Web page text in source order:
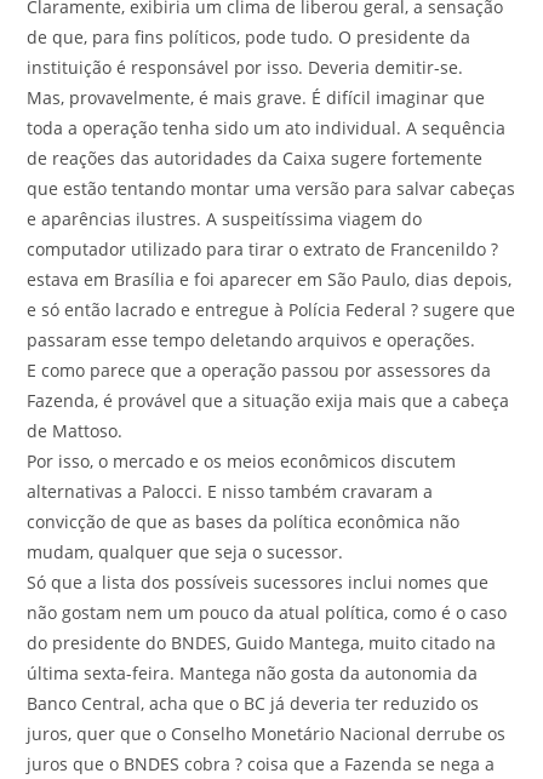
Claramente, exibiria um clima de liberou geral, a sensação
de que, para fins políticos, pode tudo. O presidente da
instituição é responsável por isso. Deveria demitir-se.
Mas, provavelmente, é mais grave. É difícil imaginar que
toda a operação tenha sido um ato individual. A sequência
de reações das autoridades da Caixa sugere fortemente
que estão tentando montar uma versão para salvar cabeças
e aparências ilustres. A suspeitíssima viagem do
computador utilizado para tirar o extrato de Francenildo ?
estava em Brasília e foi aparecer em São Paulo, dias depois,
e só então lacrado e entregue à Polícia Federal ? sugere que
passaram esse tempo deletando arquivos e operações.
E como parece que a operação passou por assessores da
Fazenda, é provável que a situação exija mais que a cabeça
de Mattoso.
Por isso, o mercado e os meios econômicos discutem
alternativas a Palocci. E nisso também cravaram a
convicção de que as bases da política econômica não
mudam, qualquer que seja o sucessor.
Só que a lista dos possíveis sucessores inclui nomes que
não gostam nem um pouco da atual política, como é o caso
do presidente do BNDES, Guido Mantega, muito citado na
última sexta-feira. Mantega não gosta da autonomia da
Banco Central, acha que o BC já deveria ter reduzido os
juros, quer que o Conselho Monetário Nacional derrube os
juros que o BNDES cobra ? coisa que a Fazenda se nega a